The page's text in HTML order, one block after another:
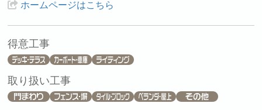
ホームページはこちら
得意工事
取り扱い工事